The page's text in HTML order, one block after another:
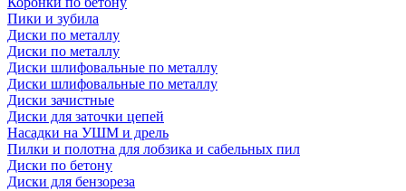
Пики и зубила
Диски по металлу
Диски по металлу
Диски шлифовальные по металлу
Диски шлифовальные по металлу
Диски зачистные
Диски для заточки цепей
Насадки на УШМ и дрель
Пилки и полотна для лобзика и сабельных пил
Диски по бетону
Диски для бензореза